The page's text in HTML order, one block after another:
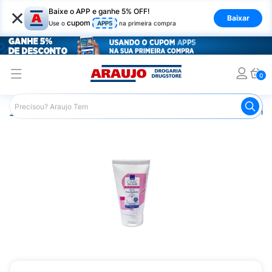
× Baixe o APP e ganhe 5% OFF!
Use o cupom APP5 na primeira compra
Baixar
0
Araujo Higiene Pessoal Creme Depilatório